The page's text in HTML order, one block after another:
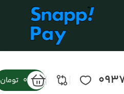
0 تومان